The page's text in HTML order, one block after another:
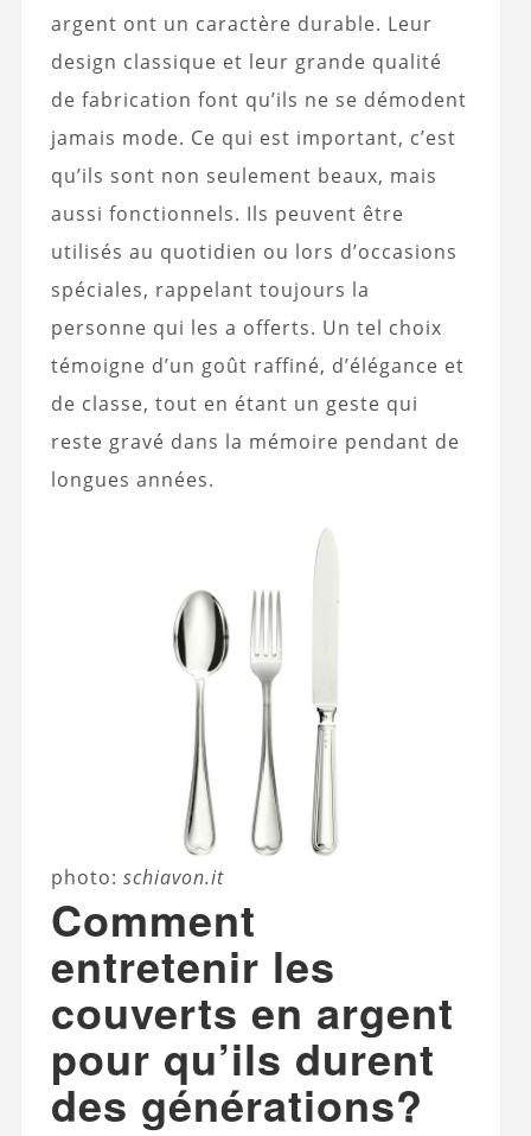
argent ont un caractère durable. Leur
design classique et leur grande qualité
de fabrication font qu’ils ne se démodent
jamais mode. Ce qui est important, c’est
qu’ils sont non seulement beaux, mais
aussi fonctionnels. Ils peuvent être
utilisés au quotidien ou lors d’occasions
spéciales, rappelant toujours la
personne qui les a offerts. Un tel choix
témoigne d’un goût raffiné, d’élégance et
de classe, tout en étant un geste qui
reste gravé dans la mémoire pendant de
longues années.
photo: schiavon.it
Comment
entretenir les
couverts en argent
pour qu’ils durent
des générations?